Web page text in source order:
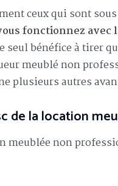
ceux qui sont
fonctionnez avec
seul bénéfice à tirer
meublé non
plusieurs autres
de la location
meublée non